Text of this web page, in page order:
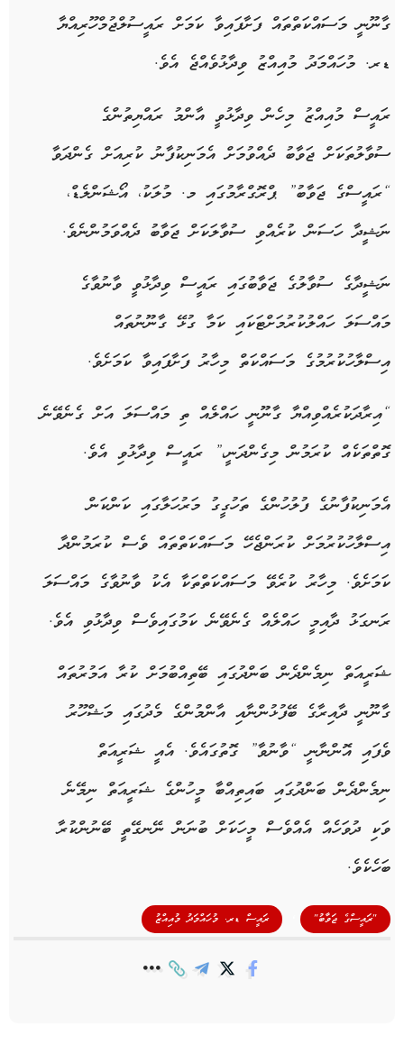
ގާނޫނީ މަސައްކަތްތައް ފަށާފައިވާ ކަމަށް ރައީސުލްޖުމްހޫރިއްޔާ
ޑރ. މުހައްމަދު މުއިއްޒު ވިދާޅުވެއްޖެ އެވެ.
ރައީސް މުއިއްޒު މިހެން ވިދާޅުވީ އާންމު ރައްޔިތުންގެ
ސުވާލުތަކަށް ޖަވާބު ދެއްވުމަށް އެމަނިކުފާނު ކުރިއަށް ގެންދަވާ
“ރައީސްގެ ޖަވާބު” ޕްރޮގްރާމުގައި މ. މުލަކު، އޯޝަންލެޑް،
ނަޝީދާ ހަސަން ކުރެއްވި ސުވާލަކަށް ޖަވާބު ދެއްވަމުންނެވެ.
ނަޝީދާގެ ސުވާލުގެ ޖަވާބުގައި ރައީސް ވިދާޅުވީ ވާނުވާގެ
މައްސަލަ ހައްލުކުރުމަށްޓަކައި ކަމާ ގުޅޭ ގާނޫނުތައް
އިސްލާހުކުރުމުގެ މަސައްކަތް މިހާރު ފަށާފައިވާ ކަމަށެވެ.
“އިރާދަކުރެއްވިއްޔާ ގާނޫނީ ހައްލެއް ތި މައްސަލަ އަށް ގެނެވޭނެ
ގޮތްތަކެއް ކުރަމުން މިގެންދަނީ،” ރައީސް ވިދާޅުވި އެވެ.
އެމަނިކުފާނުގެ ފުލުހުންގެ ތަހުގީގު މަރުހަލާގައި ކަންކަން
އިސްލާހުކުރުމަށް ކުރަންޖެހޭ މަސައްކަތްތައް ވެސް ކުރަމުންދާ
ކަމަށެވެ. މިހާރު ކުރެވޭ މަސައްކަތްތަކާ އެކު ވާނުވާގެ މައްސަލަ
ރަނގަޅު ދާއިމީ ހައްލެއް ގެނެވޭނެ ކަމުގައިވެސް ވިދާޅުވި އެވެ.
ޝަރީއަތް ނިމެންދެން ބަންދުގައި ބޭތިއްބުމަށް ކުރާ އަމުރުތައް
ގާނޫނީ ދާއިރާގެ ބޭފުޅުންނާއި އާންމުންގެ މެދުގައި މަޝްހޫރު
ވެފައި އޮންނާނީ “ވާނުވާ” ގޮތުގައެވެ. އެއީ ޝަރީއަތް
ނިމެންދެން ބަންދުގައި ބައިތިއްބާ މީހުންގެ ޝަރީއަތް ނިމޭނެ
ވަކި ދުވަހެއް އެއްވެސް މީހަކަށް ބުނަން ނޭނގޭތީ ބޭނުންކުރާ
ބަހެކެވެ.
"ރައީސްގެ ޖަވާބު" ރައީސް ޑރ. މުހައްމަދު މުއިއްޒު